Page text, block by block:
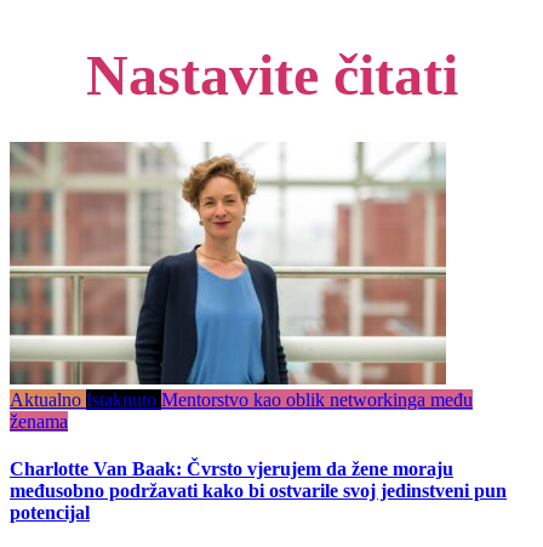
Nastavite čitati
Aktualno Istaknuto Mentorstvo kao oblik networkinga među
ženama
Charlotte Van Baak: Čvrsto vjerujem da žene moraju
međusobno podržavati kako bi ostvarile svoj jedinstveni pun
potencijal